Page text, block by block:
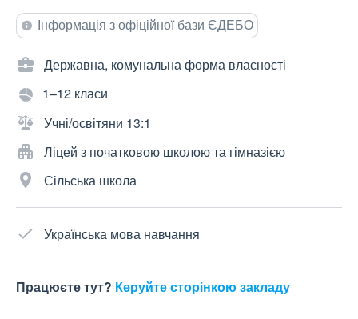
Інформація з офіційної бази ЄДЕБО
Державна, комунальна форма власності
1–12 класи
Учні/освітяни 13:1
Ліцей з початковою школою та гімназією
Сільська школа
Українська мова навчання
Працюєте тут? Керуйте сторінкою закладу